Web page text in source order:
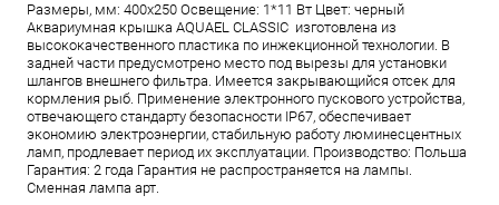
Размеры, мм: 400х250 Освещение: 1*11 Вт Цвет: черный
Аквариумная крышка AQUAEL CLASSIC изготовлена из
высококачественного пластика по инжекционной технологии. В
задней части предусмотрено место под вырезы для установки
шлангов внешнего фильтра. Имеется закрывающийся отсек для
кормления рыб. Применение электронного пускового устройства,
отвечающего стандарту безопасности IP67, обеспечивает
экономию электроэнергии, стабильную работу люминесцентных
ламп, продлевает период их эксплуатации. Производство: Польша
Гарантия: 2 года Гарантия не распространяется на лампы.
Сменная лампа арт.